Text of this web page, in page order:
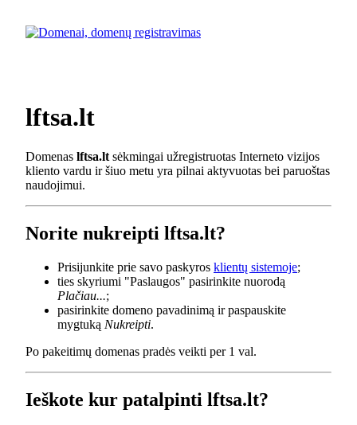
lftsa.lt
Domenas lftsa.lt sėkmingai užregistruotas Interneto vizijos
kliento vardu ir šiuo metu yra pilnai aktyvuotas bei paruoštas
naudojimui.
Norite nukreipti lftsa.lt?
Prisijunkite prie savo paskyros klientų sistemoje;
ties skyriumi "Paslaugos" pasirinkite nuorodą
Plačiau...;
pasirinkite domeno pavadinimą ir paspauskite
mygtuką Nukreipti.
Po pakeitimų domenas pradės veikti per 1 val.
Ieškote kur patalpinti lftsa.lt?